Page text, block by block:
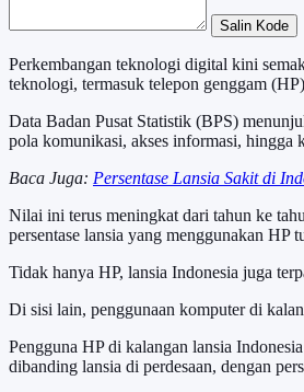
Salin Kode
Perkembangan teknologi digital kini
teknologi, termasuk telepon genggam
Data Badan Pusat Statistik (BPS)
pola komunikasi, akses informasi, hingga
Baca Juga: Persentase Lansia Sakit di
Nilai ini terus meningkat dari tahun ke
persentase lansia yang menggunakan
Tidak hanya HP, lansia Indonesia juga
Di sisi lain, penggunaan komputer di
Pengguna HP di kalangan lansia
dibanding lansia di perdesaan, dengan